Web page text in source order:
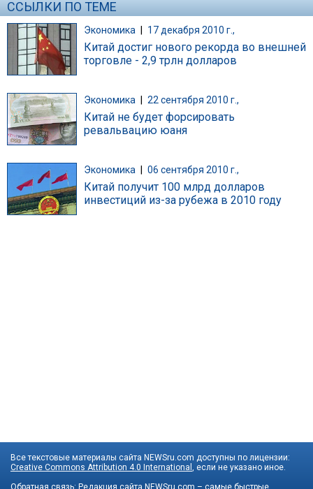
ССЫЛКИ ПО ТЕМЕ
Экономика | 17 декабря 2010 г.,
Китай достиг нового рекорда во внешней
торговле - 2,9 трлн долларов
Экономика 22 сентября 2010 г.,
Китай не будет форсировать
ревальвацию юаня
Экономика 06 сентября 2010 г.,
Китай получит 100 млрд долларов
инвестиций из-за рубежа в 2010 году
Все текстовые материалы сайта NEWSru.com доступны по лицензии:
Creative Commons Attribution 4.0 International , если не указано иное.